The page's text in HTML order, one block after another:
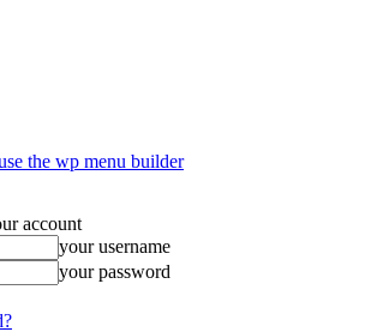
the wp menu builder
account
your username
your password